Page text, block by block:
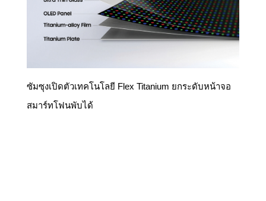
ซัมซุงเปิดตัวเทคโนโลยี Flex Titanium ยกระดับหน้าจอ
สมาร์ทโฟนพับได้